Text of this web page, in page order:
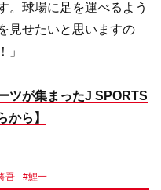
。球場に足を運べるよう
見せたいと思いますの
」
ツが集まったJ SPORTS
ら】
吾 #鯉一